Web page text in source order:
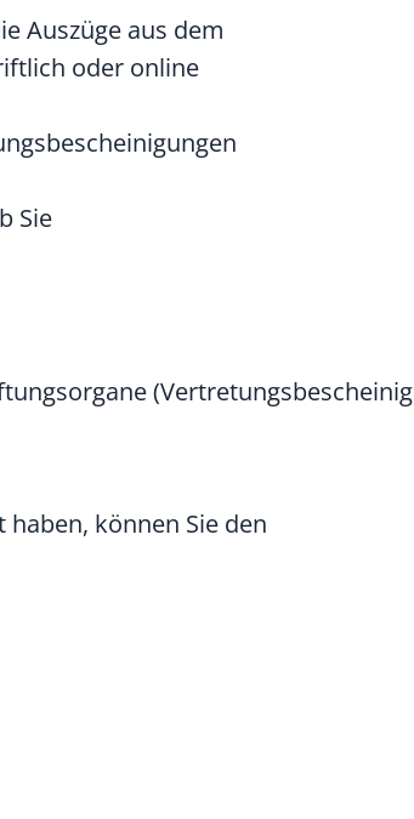
Auszüge aus dem
oder online
Sie
haben, können Sie den